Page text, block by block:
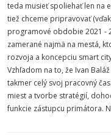
teda musieť spoliehať len na
tiež chceme pripravovať
programové obdobie 2021 -
zamerané najmä na mestá,
rozvoja a koncepciu smart
Vzhľadom na to, že Ivan
takmer celý svoj pracovný
miest a tvorbe stratégií,
funkcie zástupcu primátora.